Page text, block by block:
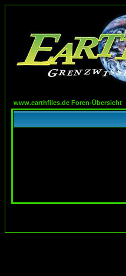
www.earthfiles.de Foren-Übersicht